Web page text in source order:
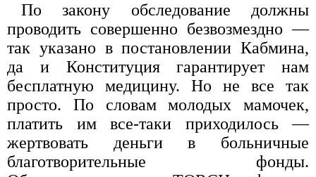
По закону обследование должны
проводить совершенно безвозмездно —
так указано в постановлении Кабмина,
да и Конституция гарантирует нам
бесплатную медицину. Но не все так
просто. По словам молодых мамочек,
платить им все-таки приходилось —
жертвовать деньги в больничные
благотворительные фонды.